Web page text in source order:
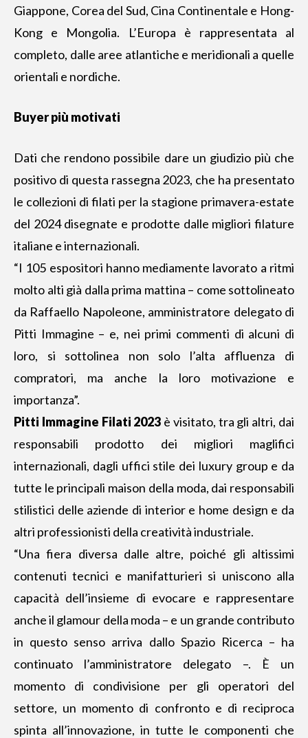
Giappone, Corea del Sud, Cina Continentale e Hong-
Kong e Mongolia. L’Europa è rappresentata al
completo, dalle aree atlantiche e meridionali a quelle
orientali e nordiche.
Buyer più motivati
Dati che rendono possibile dare un giudizio più che
positivo di questa rassegna 2023, che ha presentato
le collezioni di filati per la stagione primavera-estate
del 2024 disegnate e prodotte dalle migliori filature
italiane e internazionali.
“I 105 espositori hanno mediamente lavorato a ritmi
molto alti già dalla prima mattina – come sottolineato
da Raffaello Napoleone, amministratore delegato di
Pitti Immagine – e, nei primi commenti di alcuni di
loro, si sottolinea non solo l’alta affluenza di
compratori, ma anche la loro motivazione e
importanza”.
Pitti Immagine Filati 2023 è visitato, tra gli altri, dai
responsabili prodotto dei migliori maglifici
internazionali, dagli uffici stile dei luxury group e da
tutte le principali maison della moda, dai responsabili
stilistici delle aziende di interior e home design e da
altri professionisti della creatività industriale.
“Una fiera diversa dalle altre, poiché gli altissimi
contenuti tecnici e manifatturieri si uniscono alla
capacità dell’insieme di evocare e rappresentare
anche il glamour della moda – e un grande contributo
in questo senso arriva dallo Spazio Ricerca – ha
continuato l’amministratore delegato –. È un
momento di condivisione per gli operatori del
settore, un momento di confronto e di reciproca
spinta all’innovazione, in tutte le componenti che